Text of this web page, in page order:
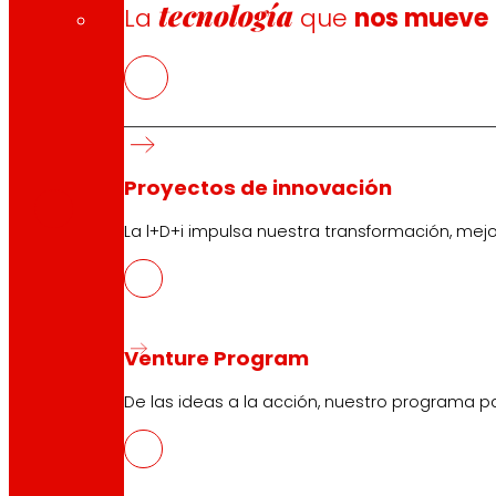
Latecnología que nos mueve
Proyectos de innovación
La l+D+i impulsa nuestra transformación,
Venture Program
De las ideas a la acción, nuestro programa